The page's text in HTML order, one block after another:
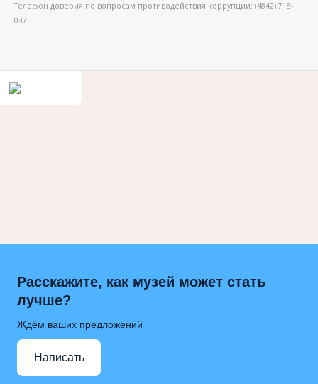
Телефон доверия по вопросам противодействия коррупции: (4842) 718-
037.
Расскажите, как музей может стать
лучше?
Ждём ваших предложений
Написать